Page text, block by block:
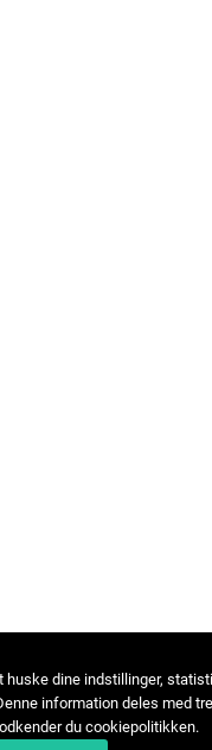
huske dine indstillinger,
information deles med
du cookiepolitikken.